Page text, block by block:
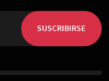
SUSCRIBIRSE